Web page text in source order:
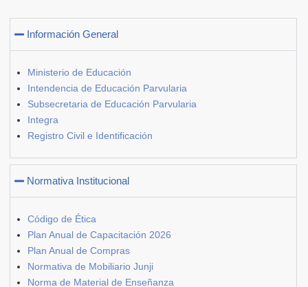
Información General
Ministerio de Educación
Intendencia de Educación Parvularia
Subsecretaria de Educación Parvularia
Integra
Registro Civil e Identificación
Normativa Institucional
Código de Ética
Plan Anual de Capacitación 2026
Plan Anual de Compras
Normativa de Mobiliario Junji
Norma de Material de Enseñanza